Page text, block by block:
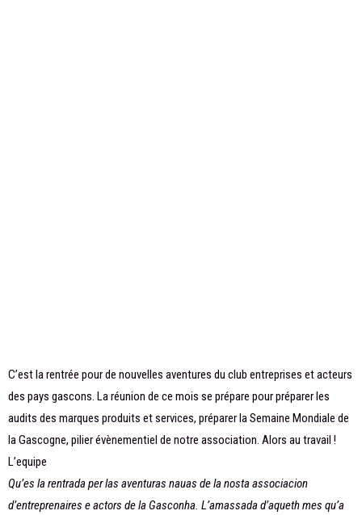
C’est la rentrée pour de nouvelles aventures du club entreprises et acteurs
des pays gascons. La réunion de ce mois se prépare pour préparer les
audits des marques produits et services, préparer la Semaine Mondiale de
la Gascogne, pilier évènementiel de notre association. Alors au travail !
L’equipe
Qu’es la rentrada per las aventuras nauas de la nosta associacion
d’entreprenaires e actors de la Gasconha. L’amassada d’aqueth mes qu’a